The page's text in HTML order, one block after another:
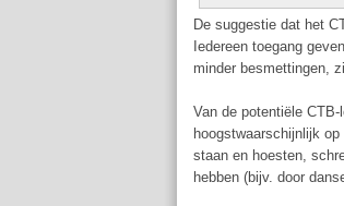
De suggestie dat het
Iedereen toegang geven
minder besmettingen,
Van de potentiële
hoogstwaarschijnlijk
staan en hoesten,
hebben (bijv. door